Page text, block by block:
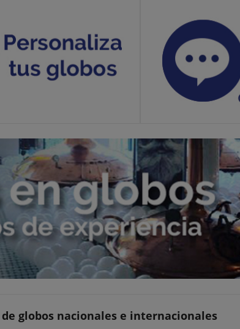
globos nacionales e internacionales